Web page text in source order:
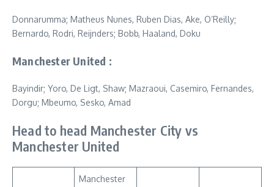
Donnarumma; Matheus Nunes, Ruben Dias, Ake, O’Reilly;
Bernardo, Rodri, Reijnders; Bobb, Haaland, Doku
Manchester United :
Bayindir; Yoro, De Ligt, Shaw; Mazraoui, Casemiro, Fernandes,
Dorgu; Mbeumo, Sesko, Amad
Head to head Manchester City vs
Manchester United
Manchester